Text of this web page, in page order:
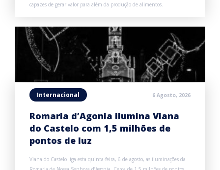
capazes de gerar valor para além da produção de alimentos.
Internacional 6 Agosto, 2026
Romaria d’Agonia ilumina Viana
do Castelo com 1,5 milhões de
pontos de luz
Viana do Castelo liga esta quinta-feira, 6 de agosto, as iluminações da